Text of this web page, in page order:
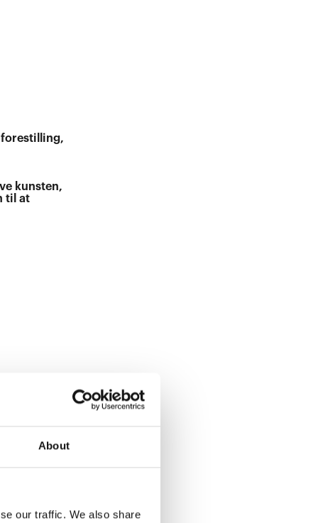
About
our traffic. We also share
kunsten,
til at